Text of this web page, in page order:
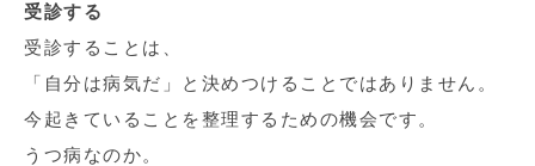
受診する
受診することは、
「自分は病気だ」と決めつけることではありません。
今起きていることを整理するための機会です。
うつ病なのか。